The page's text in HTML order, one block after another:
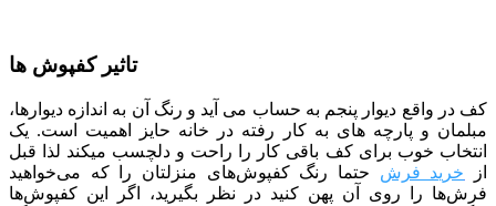
تاثیر کفپوش ها
کف در واقع دیوار پنجم به حساب می­ آید و رنگ آن به اندازه دیوارها،
مبلمان و پارچه­ های به کار رفته در خانه حایز اهمیت است. یک
انتخاب خوب برای کف باقی کار را راحت و دلچسب می­کند لذا قبل
از خرید فرش حتما رنگ کفپوش‌های منزلتان را که می‌خواهید
فرش‌ها را روی آن پهن کنید در نظر بگیرید، اگر این کفپوش‌ها